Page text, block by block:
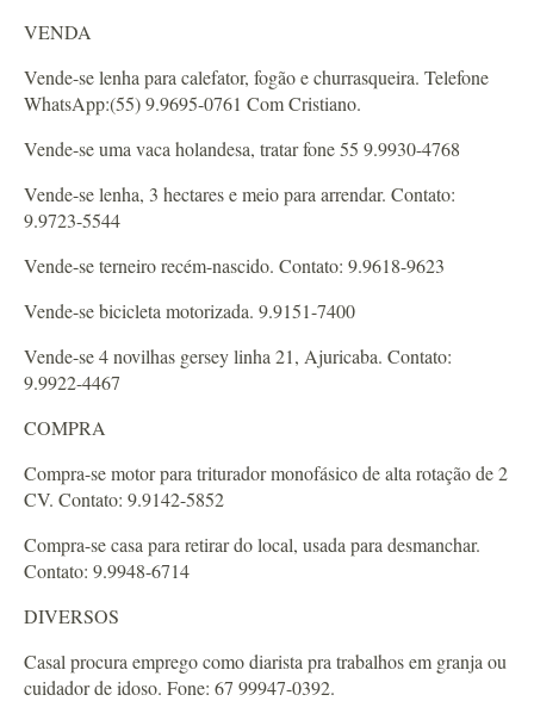
VENDA
Vende-se lenha para calefator, fogão e churrasqueira. Telefone
WhatsApp:(55) 9.9695-0761 Com Cristiano.
Vende-se uma vaca holandesa, tratar fone 55 9.9930-4768
Vende-se lenha, 3 hectares e meio para arrendar. Contato:
9.9723-5544
Vende-se terneiro recém-nascido. Contato: 9.9618-9623
Vende-se bicicleta motorizada. 9.9151-7400
Vende-se 4 novilhas gersey linha 21, Ajuricaba. Contato:
9.9922-4467
COMPRA
Compra-se motor para triturador monofásico de alta rotação de 2
CV. Contato: 9.9142-5852
Compra-se casa para retirar do local, usada para desmanchar.
Contato: 9.9948-6714
DIVERSOS
Casal procura emprego como diarista pra trabalhos em granja ou
cuidador de idoso. Fone: 67 99947-0392.